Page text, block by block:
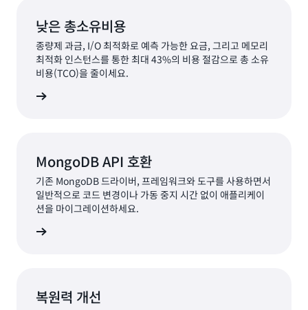
낮은 총소유비용
종량제 과금, I/O 최적화로 예측 가능한 요금, 그리고 메모리
최적화 인스턴스를 통한 최대 43%의 비용 절감으로 총 소유
비용(TCO)을 줄이세요.
MongoDB API 호환
기존 MongoDB 드라이버, 프레임워크와 도구를 사용하면서
일반적으로 코드 변경이나 가동 중지 시간 없이 애플리케이
션을 마이그레이션하세요.
복원력 개선